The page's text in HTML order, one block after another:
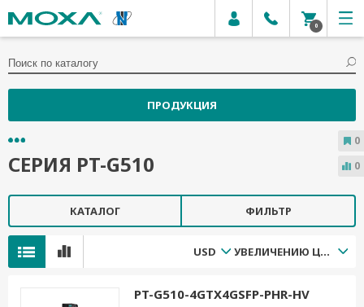
0
ПРОДУКЦИЯ
СЕРИЯ PT-G510
КАТАЛОГ ФИЛЬТР
USD УВЕЛИЧЕНИЮ ЦЕНЫ
PT-G510-4GTX4GSFP-PHR-HV
0
0